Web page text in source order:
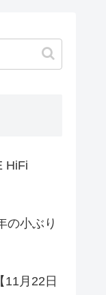
HiFi
の小ぶり
11月22日